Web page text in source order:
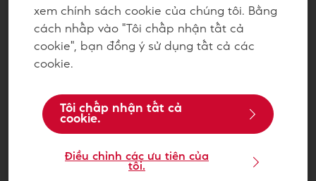
Sô-cô-la Grand-Place Lỏng
Liên hệ với chúng tôi
xem chính sách cookie của chúng tôi. Bằng
cách nhấp vào "Tôi chấp nhận tất cả
cookie", bạn đồng ý sử dụng tất cả các
cookie.
Tôi chấp nhận tất cả
cookie.
Điều chỉnh các ưu tiên của
tôi.